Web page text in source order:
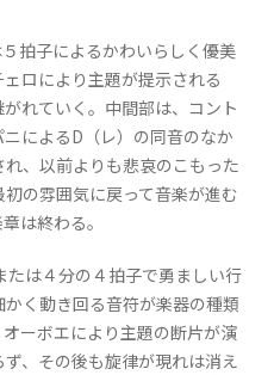
拍子によるかわいらしく優美
ロにより主題が提示される
れていく。中間部は、コント
によるD（レ）の同音のなか
、以前よりも悲哀のこもった
の雰囲気に戻って音楽が進む
は終わる。
は４分の４拍子で勇ましい行
く動き回る音符が楽器の種類
ーボエにより主題の断片が演
、その後も旋律が現れは消え